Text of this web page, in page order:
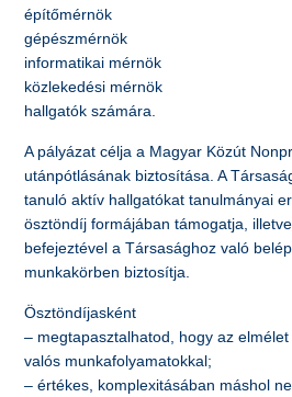
építőmérnök
gépészmérnök
informatikai mérnök
közlekedési mérnök
hallgatók számára.
A pályázat célja a Magyar Közút
utánpótlásának biztosítása. A
tanuló aktív hallgatókat tanulmányai
ösztöndíj formájában támogatja,
befejeztével a Társasághoz való
munkakörben biztosítja.
Ösztöndíjasként
– megtapasztalhatod, hogy az
valós munkafolyamatokkal;
– értékes, komplexitásában máshol